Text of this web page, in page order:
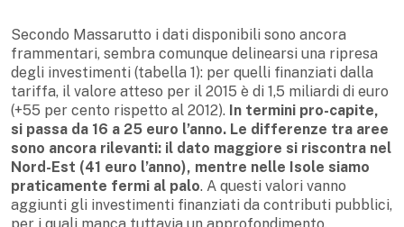
Secondo Massarutto i dati disponibili sono ancora
frammentari, sembra comunque delinearsi una ripresa
degli investimenti (tabella 1): per quelli finanziati dalla
tariffa, il valore atteso per il 2015 è di 1,5 miliardi di euro
(+55 per cento rispetto al 2012). In termini pro-capite,
si passa da 16 a 25 euro l’anno. Le differenze tra aree
sono ancora rilevanti: il dato maggiore si riscontra nel
Nord-Est (41 euro l’anno), mentre nelle Isole siamo
praticamente fermi al palo. A questi valori vanno
aggiunti gli investimenti finanziati da contributi pubblici,